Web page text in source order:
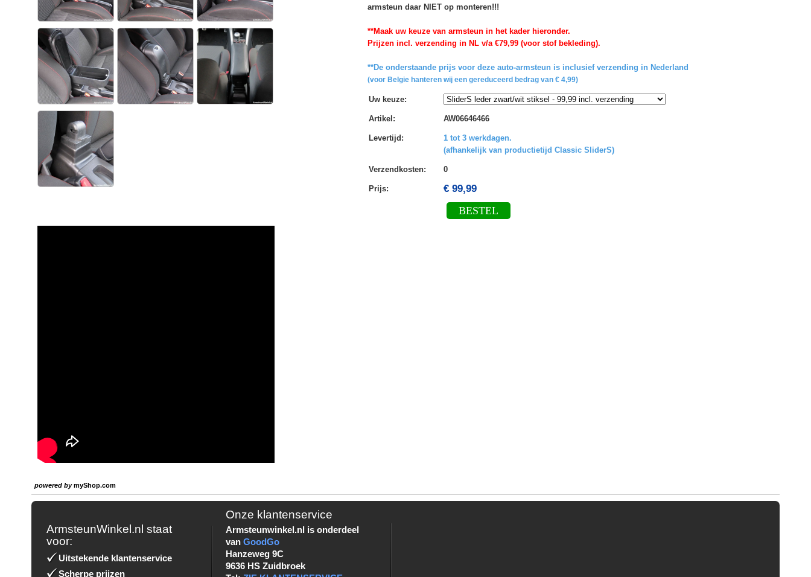
armsteun daar NIET op monteren!!!
**Maak uw keuze van armsteun in het kader hieronder.
Prijzen incl. verzending in NL v/a €79,99 (voor stof bekleding).
**De onderstaande prijs voor deze auto-armsteun is inclusief verzending in Nederland
(voor Belgie hanteren wij een gereduceerd bedrag van € 4,99)
Uw keuze:
Artikel : AW06646466
Levertijd :
1 tot 3 werkdagen.
(afhankelijk van productietijd Classic SliderS)
Verzendkosten: 0
Prijs: € 99,99
BESTEL
powered bymyShop.com
ArmsteunWinkel.nl staat
voor:
Uitstekende klantenservice
Scherpe prijzen
Onze klantenservice
Armsteunwinkel.nl is onderdeel
vanGoodGo
Hanzeweg 9C
9636 HS Zuidbroek